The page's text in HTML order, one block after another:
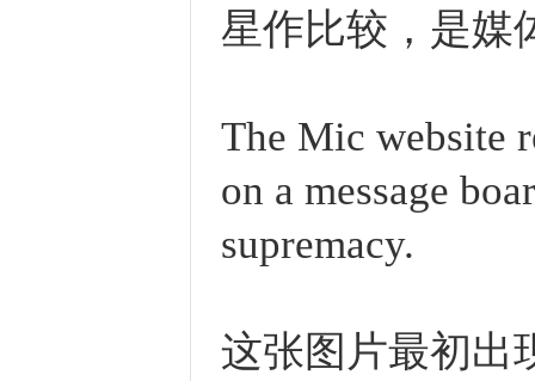
星作比较，是媒
The Mic website
on a message
supremacy.
这张图片最初出